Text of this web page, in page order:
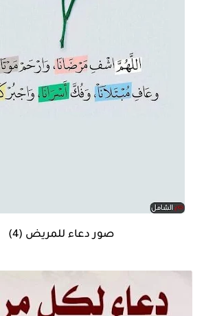
صور دعاء للمريض (4)